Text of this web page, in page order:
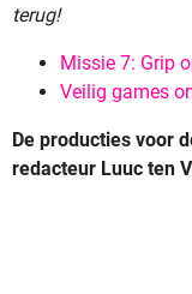
terug!
Missie 7: Grip
Veilig games
De producties voor
redacteur Luuc ten